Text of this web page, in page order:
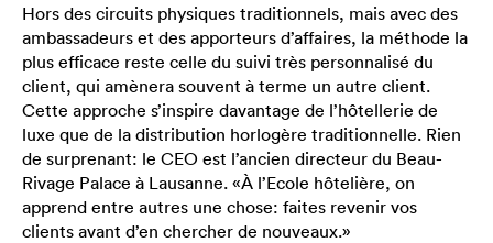
Hors des circuits physiques traditionnels, mais avec des
ambassadeurs et des apporteurs d’affaires, la méthode la
plus efficace reste celle du suivi très personnalisé du
client, qui amènera souvent à terme un autre client.
Cette approche s’inspire davantage de l’hôtellerie de
luxe que de la distribution horlogère traditionnelle. Rien
de surprenant: le CEO est l’ancien directeur du Beau-
Rivage Palace à Lausanne. «À l’Ecole hôtelière, on
apprend entre autres une chose: faites revenir vos
clients avant d’en chercher de nouveaux.»